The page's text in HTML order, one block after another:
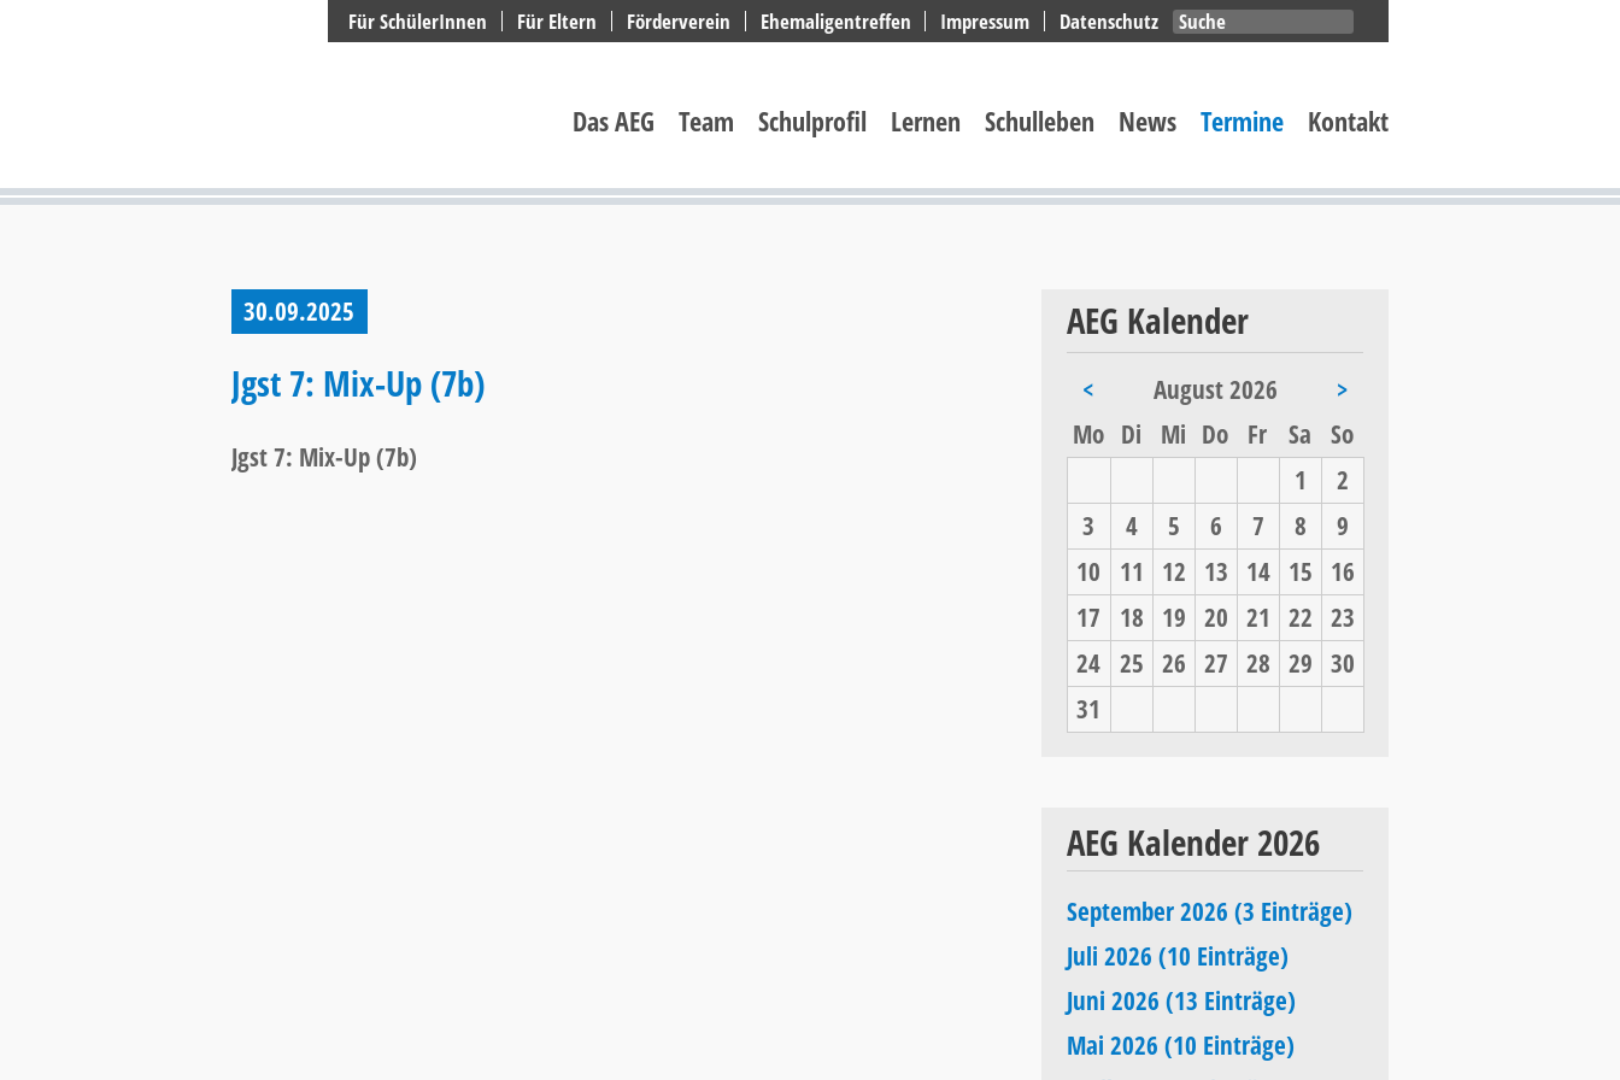
Navigation
Für SchülerInnen Für Eltern Förderverein Ehemaligentreffen Impressum Datenschutz
überspringen
Das AEG Team Schulprofil Lernen Schulleben News Termine Kontakt
30.09.2025
Jgst 7: Mix-Up (7b)
Jgst 7: Mix-Up (7b)
AEG Kalender
< August 2026
>
Montag
Dienstag
Mittwoch
Donnerstag
Freitag
Samstag
Sonntag
1
2
3
4 5 6 7 8
9
10
11 12 13 14 15
16
17
18 19 20 21 22 23
24 25 26 27 28 29 30
31
AEG Kalender 2026
September 2026 (3 Einträge)
Juli 2026 (10 Einträge)
Juni 2026 (13 Einträge)
Mai 2026 (10 Einträge)